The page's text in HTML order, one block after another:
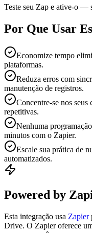
Teste seu Zap e ative-o —
Por Que Usar
Economize tempo
plataformas.
Reduza erros com
manutenção de registros.
Concentre-se nos seus
repetitivas.
Nenhuma
minutos com o Zapier.
Escale sua prática de
automatizados.
Powered by
Esta integração usa Zapier
Drive. O Zapier oferece